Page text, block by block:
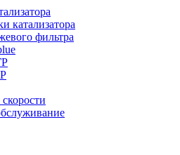
катализатора
фильтра